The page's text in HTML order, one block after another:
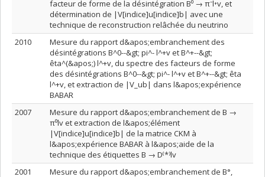
facteur de forme de la désintégration B⁰ → π⁻l⁺v, et
détermination de |V[indice]u[indice]b| avec une
technique de reconstruction relâchée du neutrino
2010
Mesure du rapport d&apos;embranchement des
désintégrations B^0--&gt; pi^- l^+v et B^+--&gt;
êta^(&apos;) l^+v, du spectre des facteurs de forme
des désintégrations B^0--&gt; pi^- l^+v et B^+--&gt; êta
l^+v, et extraction de |V_ub| dans l&apos;expérience
BABAR
2007
Mesure du rapport d&apos;embranchement de B →
π⁰lv et extraction de l&apos;élément
|V[indice]u[indice]b| de la matrice CKM à
l&apos;expérience BABAR à l&apos;aide de la
technique des étiquettes B → D⁽*⁾lv
2001
Mesure du rapport d&apos;embranchement de B°,